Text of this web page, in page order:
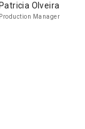
Patricia Olveira
Production Manager